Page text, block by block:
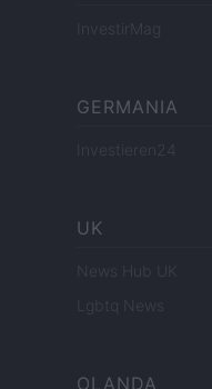
InvestirMag
GERMANIA
Investieren24
UK
News Hub UK
Lgbtq News
OLANDA